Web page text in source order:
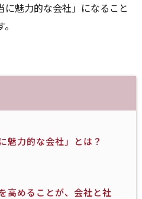
魅力的な会社」になること
魅力的な会社」とは？
高めることが、会社と社